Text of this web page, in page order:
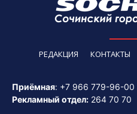
РЕДАКЦИЯ КОНТАКТЫ
Приёмная: +7 966 779-96-00
Рекламный отдел: 264 70 70